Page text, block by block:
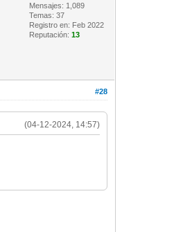
Mensajes: 1,089
Temas: 37
Registro en: Feb 2022
Reputación:13
#28
(04-12-2024, 14:57)